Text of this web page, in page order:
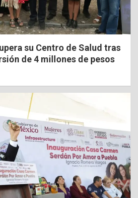
su Centro de Salud tras
de 4 millones de pesos